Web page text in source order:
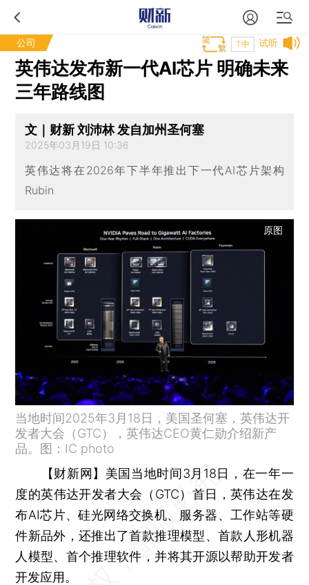
公司 试听
T中
英伟达发布新一代AI芯片 明确未来
三年路线图
文｜财新 刘沛林 发自加州圣何塞
2025年03月19日 10:36
英伟达将在2026年下半年推出下一代AI芯片架构
Rubin
原图
当地时间2025年3月18日，美国圣何塞，英伟达开
发者大会（GTC），英伟达CEO黄仁勋介绍新产
品。图：IC photo
【财新网】 美国当地时间3月18日，在一年一
度的英伟达开发者大会（GTC）首日，英伟达在发
布AI芯片、硅光网络交换机、服务器、工作站等硬
件新品外，还推出了首款推理模型、首款人形机器
人模型、首个推理软件，并将其开源以帮助开发者
开发应用。